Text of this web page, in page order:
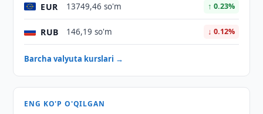
EUR 13749,46 so'm ↑ 0.23%
RUB 146,19 so'm ↓ 0.12%
Barcha valyuta kurslari →
ENG KO'P O'QILGAN